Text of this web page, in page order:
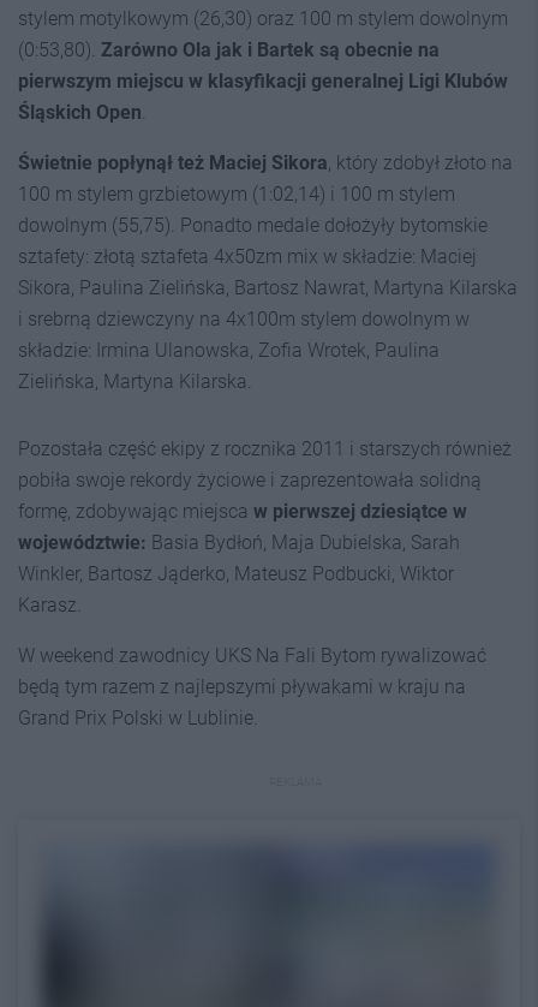
stylem motylkowym (26,30) oraz 100 m stylem dowolnym
(0:53,80). Zarówno Ola jak i Bartek są obecnie na
pierwszym miejscu w klasyfikacji generalnej Ligi Klubów
Śląskich Open.
Świetnie popłynął też Maciej Sikora, który zdobył złoto na
100 m stylem grzbietowym (1:02,14) i 100 m stylem
dowolnym (55,75). Ponadto medale dołożyły bytomskie
sztafety: złotą sztafeta 4x50zm mix w składzie: Maciej
Sikora, Paulina Zielińska, Bartosz Nawrat, Martyna Kilarska
i srebrną dziewczyny na 4x100m stylem dowolnym w
składzie: Irmina Ulanowska, Zofia Wrotek, Paulina
Zielińska, Martyna Kilarska.
Pozostała część ekipy z rocznika 2011 i starszych również
pobiła swoje rekordy życiowe i zaprezentowała solidną
formę, zdobywając miejsca w pierwszej dziesiątce w
województwie: Basia Bydłoń, Maja Dubielska, Sarah
Winkler, Bartosz Jąderko, Mateusz Podbucki, Wiktor
Karasz.
W weekend zawodnicy UKS Na Fali Bytom rywalizować
będą tym razem z najlepszymi pływakami w kraju na
Grand Prix Polski w Lublinie.